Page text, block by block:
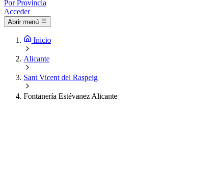
Por Provincia
Acceder
Abrir menú
Inicio
Alicante
Sant Vicent del Raspeig
Fontanería Estévanez Alicante